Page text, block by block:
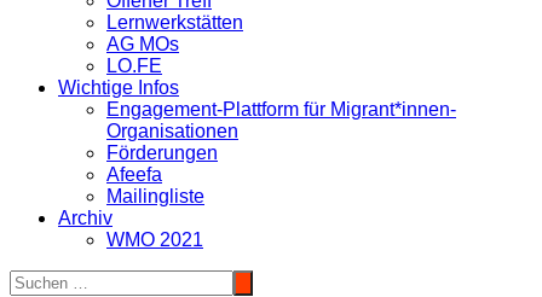
Lernwerkstätten
AG MOs
LO.FE
Wichtige Infos
Engagement-Plattform für Migrant*innen-
Organisationen
Förderungen
Afeefa
Mailingliste
Archiv
WMO 2021